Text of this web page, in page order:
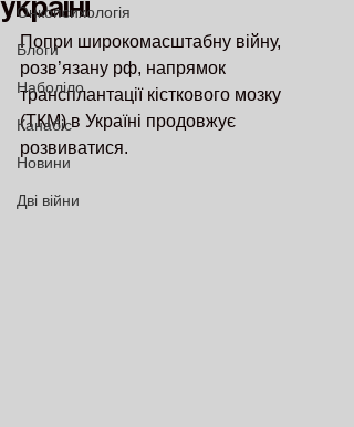
Онкопсихологія
Блоги
Наболіло
Канабіс
Новини
Дві війни
Україні
Попри широкомасштабну війну,
розв’язану рф, напрямок
трансплантації кісткового мозку
(ТКМ) в Україні продовжує
розвиватися.